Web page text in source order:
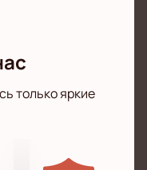
Вы
зале и
программы!
только яркие